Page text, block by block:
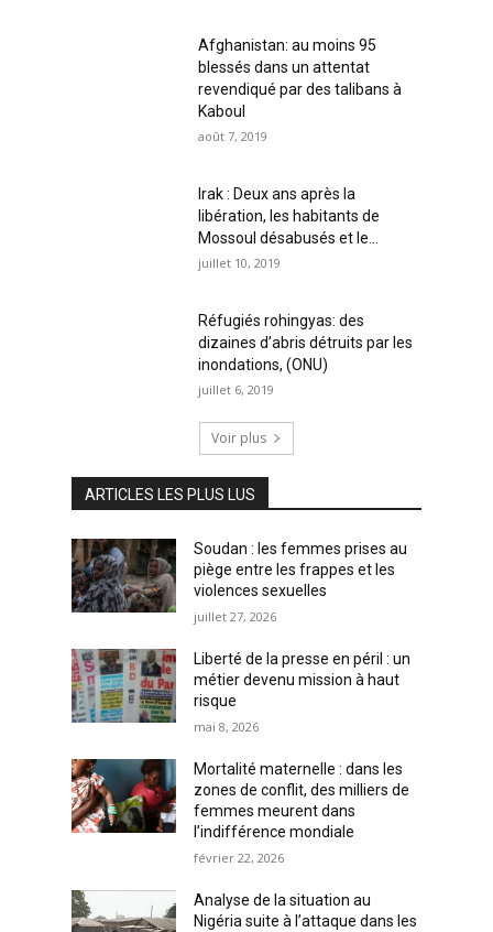
Afghanistan: au moins 95
blessés dans un attentat
revendiqué par des talibans à
Kaboul
août 7, 2019
Irak : Deux ans après la
libération, les habitants de
Mossoul désabusés et le...
juillet 10, 2019
Réfugiés rohingyas: des
dizaines d’abris détruits par les
inondations, (ONU)
juillet 6, 2019
Voir plus
ARTICLES LES PLUS LUS
Soudan : les femmes prises au
piège entre les frappes et les
violences sexuelles
juillet 27, 2026
Liberté de la presse en péril : un
métier devenu mission à haut
risque
mai 8, 2026
Mortalité maternelle : dans les
zones de conflit, des milliers de
femmes meurent dans
l’indifférence mondiale
février 22, 2026
Analyse de la situation au
Nigéria suite à l’attaque dans les